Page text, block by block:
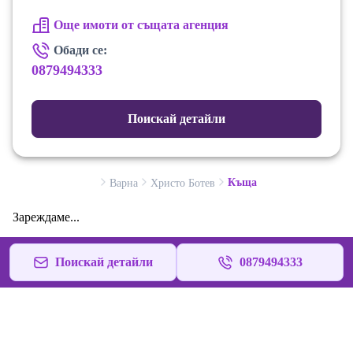
Още имоти от същата агенция
Обади се:
0879494333
Поискай детайли
Варна Христо Ботев Къща
Зареждаме...
Поискай детайли 0879494333